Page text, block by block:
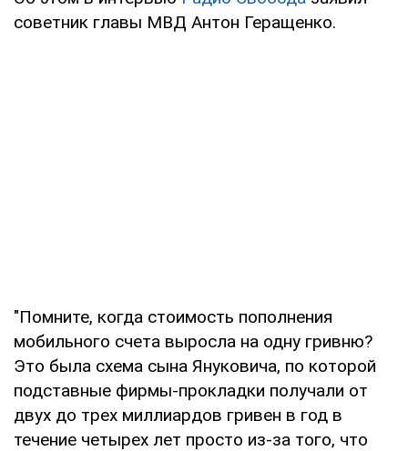
советник главы МВД Антон Геращенко.
"Помните, когда стоимость пополнения
мобильного счета выросла на одну гривню?
Это была схема сына Януковича, по которой
подставные фирмы-прокладки получали от
двух до трех миллиардов гривен в год в
течение четырех лет просто из-за того, что